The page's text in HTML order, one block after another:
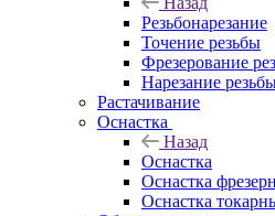
Резьбонарезание
Точение резьбы
Фрезерование
Нарезание
Растачивание
Оснастка
Назад
Оснастка
Оснастка
Оснастка